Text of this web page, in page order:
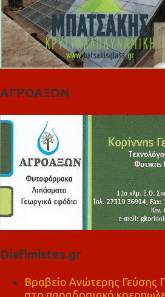
ΑΓΡΟΑΞΩΝ
Diafimistes.gr
Βραβείο Ανώτερης
στο παραδοσιακό